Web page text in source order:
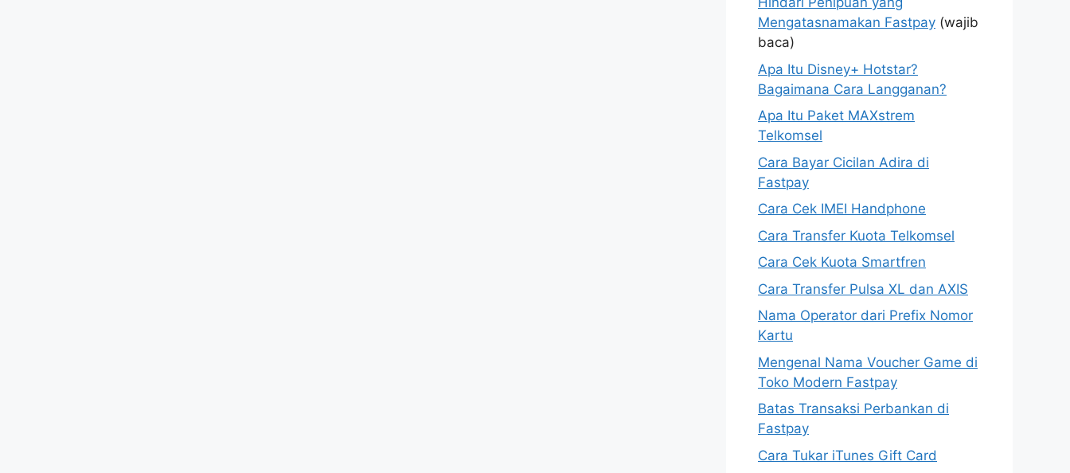
Mengatasnamakan Fastpay (wajib
baca)
Apa Itu Disney+ Hotstar?
Bagaimana Cara Langganan?
Apa Itu Paket MAXstrem
Telkomsel
Cara Bayar Cicilan Adira di
Fastpay
Cara Cek IMEI Handphone
Cara Transfer Kuota Telkomsel
Cara Cek Kuota Smartfren
Cara Transfer Pulsa XL dan AXIS
Nama Operator dari Prefix Nomor
Kartu
Mengenal Nama Voucher Game di
Toko Modern Fastpay
Batas Transaksi Perbankan di
Fastpay
Cara Tukar iTunes Gift Card